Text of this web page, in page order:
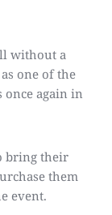
without a
one of the
once again in
bring their
them
event.